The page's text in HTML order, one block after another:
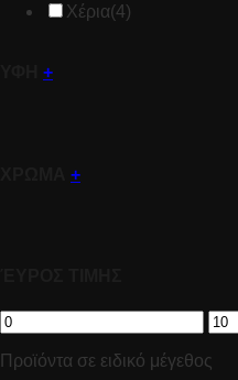
Χέρια(4)
+
+
Προϊόντα σε ειδικό μέγεθος